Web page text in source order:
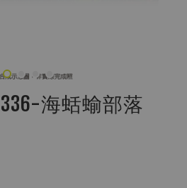
海蛞蝓部落